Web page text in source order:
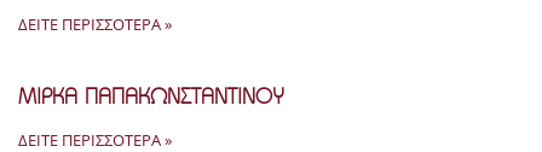
ΔΕΊΤΕ ΠΕΡΙΣΣΌΤΕΡΑ »
ΜΙΡΚΑ ΠΑΠΑΚΩΝΣΤΑΝΤΙΝΟΥ
ΔΕΊΤΕ ΠΕΡΙΣΣΌΤΕΡΑ »